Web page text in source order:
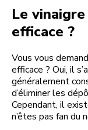
Le
efficace ?
Vous vous
efficace ? Oui, il
généralement
d’éliminer les
Cependant, il
n’êtes pas fan du